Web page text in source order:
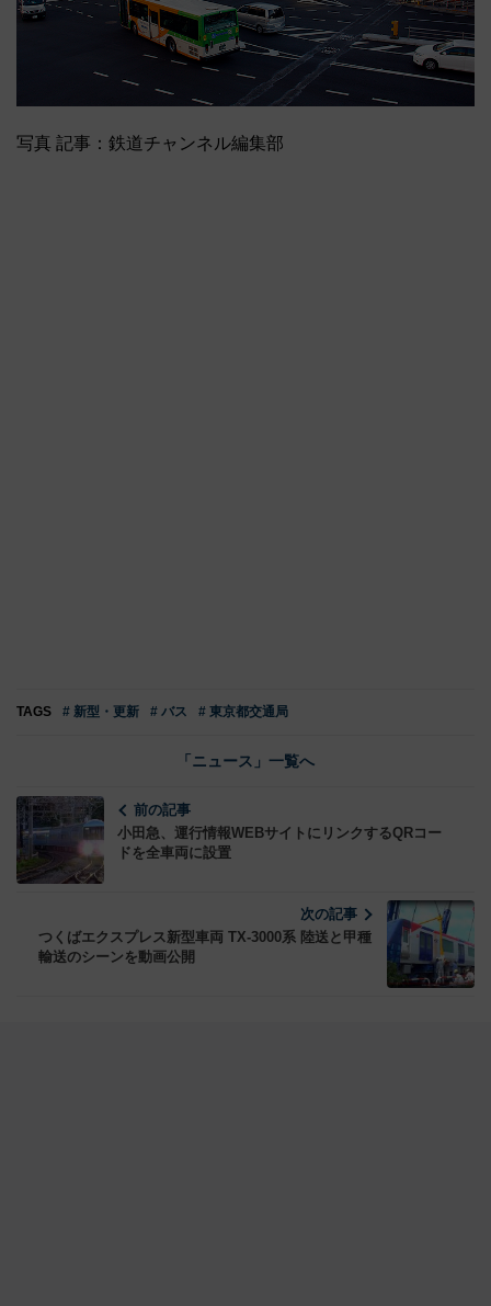
写真 記事：鉄道チャンネル編集部
TAGS # 新型・更新 # バス # 東京都交通局
「ニュース」一覧へ
前の記事
小田急、運行情報WEBサイトにリンクするQRコー
ドを全車両に設置
次の記事
つくばエクスプレス新型車両 TX‐3000系 陸送と甲種
輸送のシーンを動画公開